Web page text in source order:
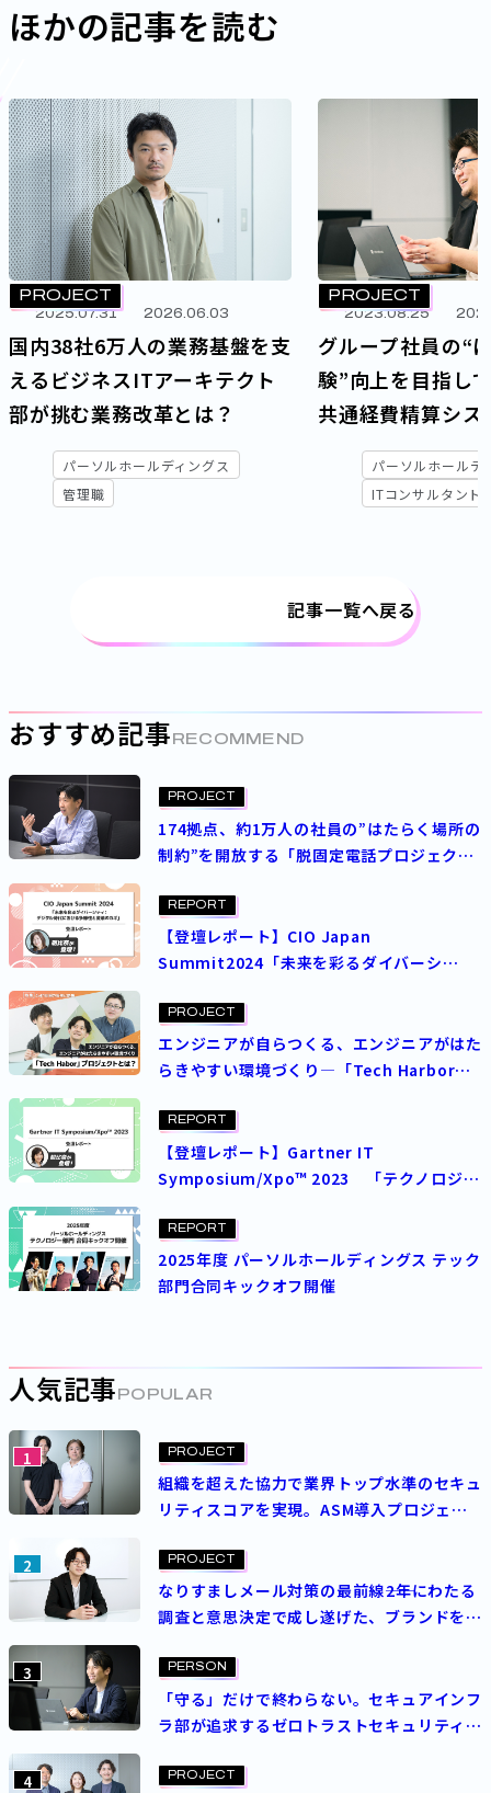
ほかの記事を読む
PROJECT
2025.07.31 2026.06.03
国内38社6万人の業務基盤を支
えるビジネスITアーキテクト
部が挑む業務改革とは？
パーソルホールディングス
管理職
PROJECT
2023.08.25
グループ社員の“
験”向上を目指し
共通経費精算シス
ロジェクト
パーソルホールデ
ITコンサルタント
記事一覧へ戻る
おすすめ記事 RECOMMEND
PROJECT
174拠点、約1万人の社員の”はたらく場所の
制約”を開放する「脱固定電話プロジェク
REPORT
【登壇レポート】CIO Japan
Summit2024「未来を彩るダイバーシ
カギ」
PROJECT
エンジニアが自らつくる、エンジニアがはた
らきやすい環境づくり―「Tech Harbor」
REPORT
【登壇レポート】Gartner IT
Symposium/Xpo™ 2023 「テクノロジー
ソル流DX推進～」
REPORT
2025年度 パーソルホールディングス テック
部門合同キックオフ開催
人気記事 POPULAR
1 PROJECT
組織を超えた協力で業界トップ水準のセキュ
リティスコアを実現。ASM導入プロジェク
2 PROJECT
なりすましメール対策の最前線――2年にわたる
調査と意思決定で成し遂げた、ブランドを守
3 PERSON
「守る」だけで終わらない。セキュアインフ
ラ部が追求するゼロトラストセキュリティの
4 PROJECT